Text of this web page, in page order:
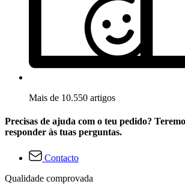
Mais de 10.550 artigos
Precisas de ajuda com o teu pedido?
responder às tuas perguntas.
Contacto
Qualidade comprovada